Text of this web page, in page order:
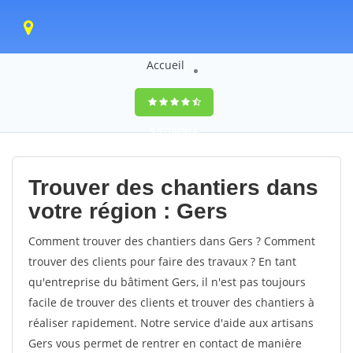
Accueil
9,5(100%)0
votes
Trouver des chantiers dans
votre région : Gers
Comment trouver des chantiers dans Gers ? Comment
trouver des clients pour faire des travaux ? En tant
qu'entreprise du bâtiment Gers, il n'est pas toujours
facile de trouver des clients et trouver des chantiers à
réaliser rapidement. Notre service d'aide aux artisans
Gers vous permet de rentrer en contact de manière